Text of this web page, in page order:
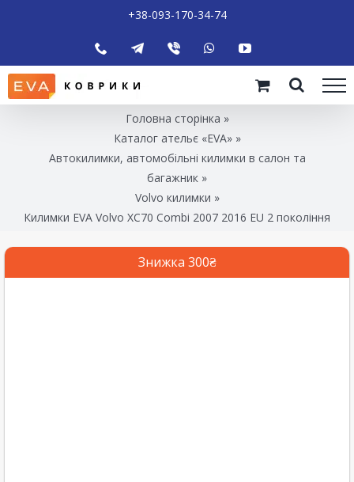
+38-093-170-34-74
Головна сторінка »
Каталог ательє «EVA»»
Автокилимки, автомобільні килимки в салон та
багажник »
Volvo килимки »
Килимки EVA Volvo XC70 Combi 2007 2016 EU 2 покоління
Знижка 300₴